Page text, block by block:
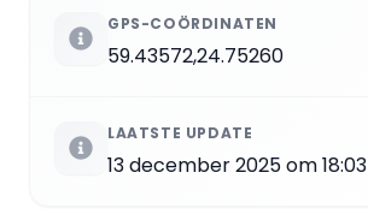
GPS-COÖRDINATEN
59.43572,24.75260
LAATSTE UPDATE
13 december 2025 om 18:03